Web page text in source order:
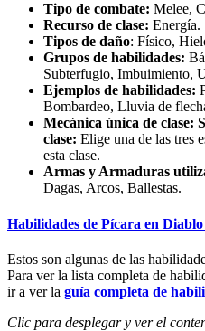
Tipo de combate: Melee,
Recurso de clase: Energía.
Tipos de daño: Físico,
Grupos de habilidades:
Subterfugio, Imbuimiento,
Ejemplos de habilidades:
Bombardeo, Lluvia de
Mecánica única de clase:
clase: Elige una de las tres
esta clase.
Armas y Armaduras
Dagas, Arcos, Ballestas.
Habilidades de Pícara en
Estos son algunas de las
Para ver la lista completa de
ir a ver la guía completa de
Clic para desplegar y ver el